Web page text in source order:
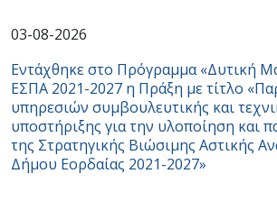
03-08-2026
Εντάχθηκε στο Πρόγραμμα «Δυτική
ΕΣΠΑ 2021-2027 η Πράξη με τίτλο
υπηρεσιών συμβουλευτικής και
υποστήριξης για την υλοποίηση και
της Στρατηγικής Βιώσιμης Αστικής
Δήμου Εορδαίας 2021-2027»